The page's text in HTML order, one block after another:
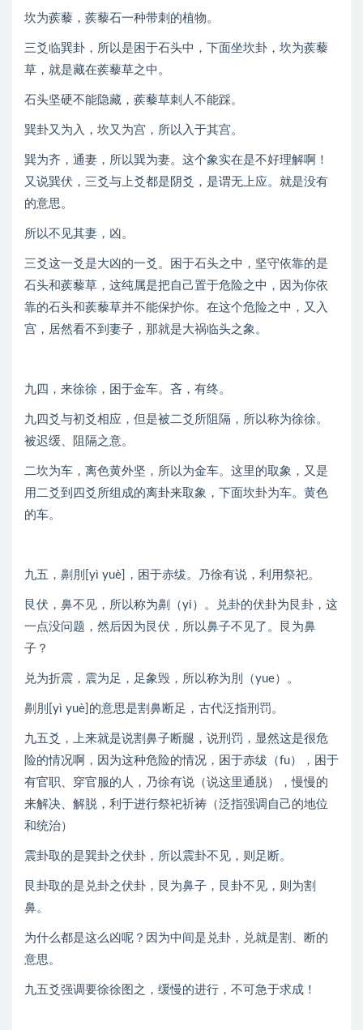
坎为蒺藜，蒺藜石一种带刺的植物。
三爻临巽卦，所以是困于石头中，下面坐坎卦，坎为蒺藜
草，就是藏在蒺藜草之中。
石头坚硬不能隐藏，蒺藜草刺人不能踩。
巽卦又为入，坎又为宫，所以入于其宫。
巽为齐，通妻，所以巽为妻。这个象实在是不好理解啊！
又说巽伏，三爻与上爻都是阴爻，是谓无上应。就是没有
的意思。
所以不见其妻，凶。
三爻这一爻是大凶的一爻。困于石头之中，坚守依靠的是
石头和蒺藜草，这纯属是把自己置于危险之中，因为你依
靠的石头和蒺藜草并不能保护你。在这个危险之中，又入
宫，居然看不到妻子，那就是大祸临头之象。
九四，来徐徐，困于金车。吝，有终。
九四爻与初爻相应，但是被二爻所阻隔，所以称为徐徐。
被迟缓、阻隔之意。
二坎为车，离色黄外坚，所以为金车。这里的取象，又是
用二爻到四爻所组成的离卦来取象，下面坎卦为车。黄色
的车。
九五，劓刖[yì yuè]，困于赤绂。乃徐有说，利用祭祀。
艮伏，鼻不见，所以称为劓（yi）。兑卦的伏卦为艮卦，这
一点没问题，然后因为艮伏，所以鼻子不见了。艮为鼻
子？
兑为折震，震为足，足象毁，所以称为刖（yue）。
劓刖[yì yuè]的意思是割鼻断足，古代泛指刑罚。
九五爻，上来就是说割鼻子断腿，说刑罚，显然这是很危
险的情况啊，因为这种危险的情况，困于赤绂（fu），困于
有官职、穿官服的人，乃徐有说（说这里通脱），慢慢的
来解决、解脱，利于进行祭祀祈祷（泛指强调自己的地位
和统治）
震卦取的是巽卦之伏卦，所以震卦不见，则足断。
艮卦取的是兑卦之伏卦，艮为鼻子，艮卦不见，则为割
鼻。
为什么都是这么凶呢？因为中间是兑卦，兑就是割、断的
意思。
九五爻强调要徐徐图之，缓慢的进行，不可急于求成！